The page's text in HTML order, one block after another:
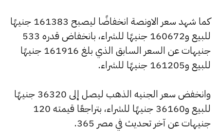
كما شهد سعر الاونصة انخفاضًا ليصبح 161383 جنيهًا
للبيع و160672 جنيهًا للشراء، بانخفاض قدره 533
جنيهات عن السعر السابق الذي بلغ 161916 جنيهًا
للبيع و161205 جنيهًا للشراء.
وانخفض سعر الجنيه الذهب ليصل إلى 36320 جنيهًا
للبيع و36160 جنيهًا للشراء، بتراجعًا قيمته 120
جنيهات عن آخر تحديث في مصر 365.